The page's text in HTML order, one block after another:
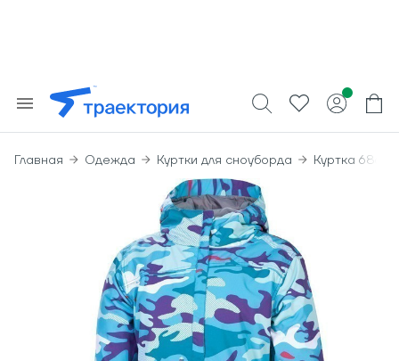
Главная Одежда Куртки для сноуборда Куртка 686